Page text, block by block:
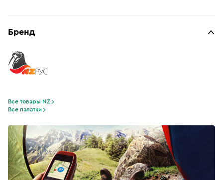
Бренд
Все товары NZ
Все палатки